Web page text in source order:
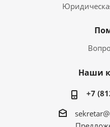
Наши
+7